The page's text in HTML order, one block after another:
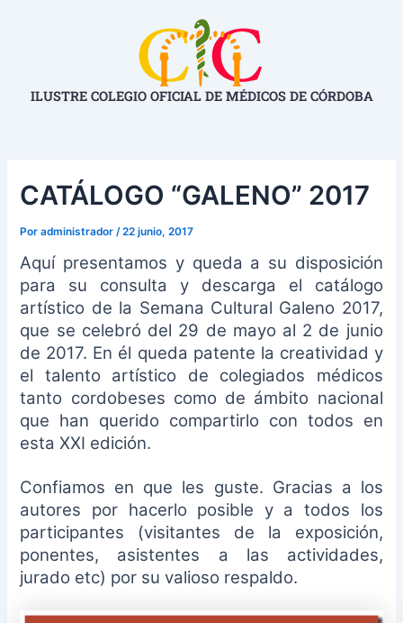
ILUSTRE COLEGIO OFICIAL DE MÉDICOS DE CÓRDOBA
CATÁLOGO “GALENO” 2017
Poradministrador /22 junio, 2017
Aquí presentamos y queda a su disposición
para su consulta y descarga el catálogo
artístico de la Semana Cultural Galeno 2017,
que se celebró del 29 de mayo al 2 de junio
de 2017. En él queda patente la creatividad y
el talento artístico de colegiados médicos
tanto cordobeses como de ámbito nacional
que han querido compartirlo con todos en
esta XXI edición.
Confiamos en que les guste. Gracias a los
autores por hacerlo posible y a todos los
participantes (visitantes de la exposición,
ponentes, asistentes a las actividades,
jurado etc) por su valioso respaldo.